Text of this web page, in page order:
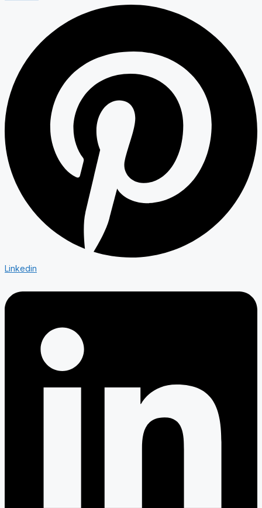
Linkedin